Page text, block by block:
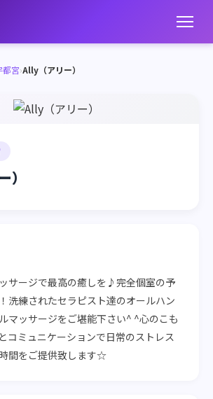
都宮›Ally（アリー）
サージで最高の癒しを♪完全個室の予
洗練されたセラピスト達のオールハン
マッサージをご堪能下さい^ ^心のこも
コミュニケーションで日常のストレス
間をご提供致します☆